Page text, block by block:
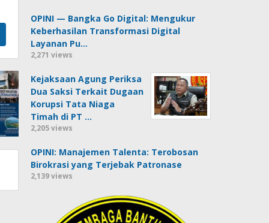
OPINI — Bangka Go Digital: Mengukur
Keberhasilan Transformasi Digital
Layanan Pu…
2,271 views
Kejaksaan Agung Periksa
Dua Saksi Terkait Dugaan
Korupsi Tata Niaga
Timah di PT …
2,205 views
OPINI: Manajemen Talenta: Terobosan
Birokrasi yang Terjebak Patronase
2,139 views